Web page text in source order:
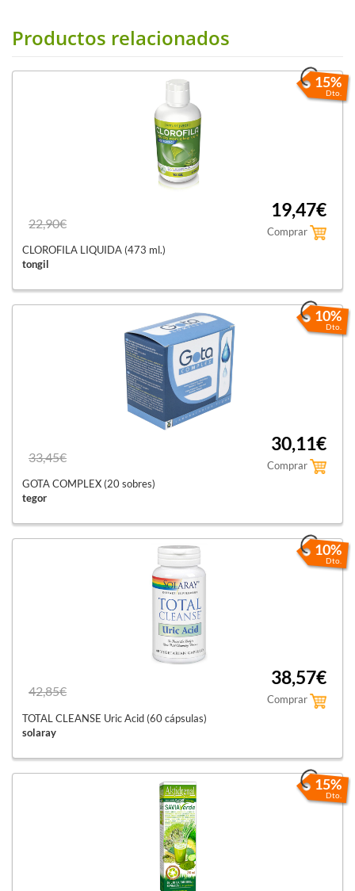
Productos relacionados
15%
Dto.
22,90€
19,47€
Comprar
CLOROFILA LIQUIDA (473 ml.)
tongil
10%
Dto.
33,45€
30,11€
Comprar
GOTA COMPLEX (20 sobres)
tegor
10%
Dto.
42,85€
38,57€
Comprar
TOTAL CLEANSE Uric Acid (60 cápsulas)
solaray
15%
Dto.